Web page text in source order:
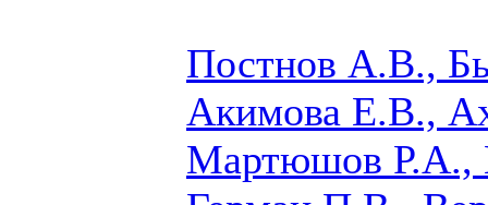
Постнов А.В.,
Акимова Е.В.,
Мартюшов Р.А.,